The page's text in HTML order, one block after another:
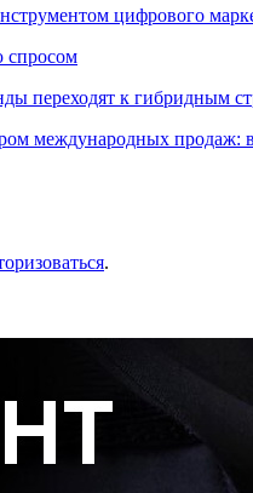
цифрового
спросом
переходят к гибридным
международных продаж:
.